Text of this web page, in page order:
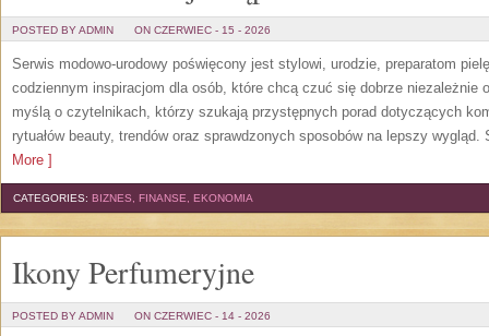
POSTED BY ADMIN ON CZERWIEC - 15 - 2026
Serwis modowo-urodowy poświęcony jest stylowi, urodzie, preparatom
codziennym inspiracjom dla osób, które chcą czuć się dobrze niezależnie
myślą o czytelnikach, którzy szukają przystępnych porad dotyczących
rytuałów beauty, trendów oraz sprawdzonych sposobów na lepszy wygląd.
More ]
CATEGORIES: BIZNES, FINANSE, EKONOMIA
Ikony Perfumeryjne
POSTED BY ADMIN ON CZERWIEC - 14 - 2026